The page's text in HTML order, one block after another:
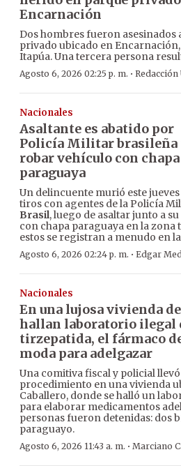
Encarnación
Dos hombres fueron asesinados
privado ubicado en
Itapúa. Una tercera persona
Agosto 6, 2026 02:25 p. m. · Redacción
Nacionales
Asaltante es abatido por
Policía Militar brasileña
robar vehículo con chapa
paraguaya
Un delincuente murió este
tiros con agentes de la Policía
Brasil, luego de asaltar junto a
con chapa paraguaya en la zona
estos se registran a menudo en
Agosto 6, 2026 02:24 p. m. · Edgar
Nacionales
En una lujosa vivienda de
hallan laboratorio ilegal
tirzepatida, el fármaco
moda para adelgazar
Una comitiva fiscal y policial
procedimiento en una vivienda
Caballero, donde se halló un
para elaborar medicamentos
personas fueron detenidas: dos
paraguayo.
Agosto 6, 2026 11:43 a. m. · Marciano